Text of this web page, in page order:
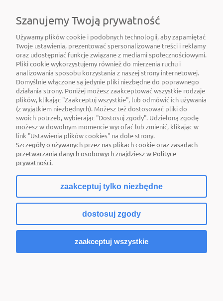
ŻARÓWKA LED GU10 6,9W 575LM 4000K
13,99 zł
Szanujemy Twoją prywatność
Używamy plików cookie i podobnych technologii, aby zapamiętać
Twoje ustawienia, prezentować spersonalizowane treści i reklamy
oraz udostępniać funkcje związane z mediami społecznościowymi.
Pliki cookie wykorzystujemy również do mierzenia ruchu i
analizowania sposobu korzystania z naszej strony internetowej.
Domyślnie włączone są jedynie pliki niezbędne do poprawnego
działania strony. Poniżej możesz zaakceptować wszystkie rodzaje
plików, klikając "Zaakceptuj wszystkie", lub odmówić ich używania
(z wyjątkiem niezbędnych). Możesz też dostosować pliki do
swoich potrzeb, wybierając "Dostosuj zgody". Udzieloną zgodę
możesz w dowolnym momencie wycofać lub zmienić, klikając w
link "Ustawienia plików cookies" na dole strony.
Szczegóły o używanych przez nas plikach cookie oraz zasadach
przetwarzania danych osobowych znajdziesz w Polityce
prywatności.
zaakceptuj tylko niezbędne
dostosuj zgody
zaakceptuj wszystkie